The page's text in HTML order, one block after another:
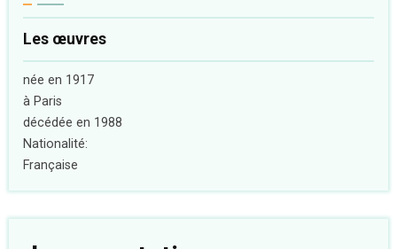
Les œuvres
née en 1917
à Paris
décédée en 1988
Nationalité:
Française